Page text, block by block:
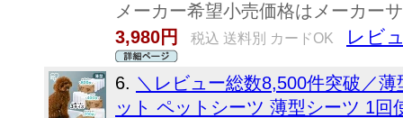
メーカー希望小売価格はメーカー
3,980円
税込 送料別 カードOK レビ
6. ＼レビュー総数8,500件突破／
ット ペットシーツ 薄型シーツ 1